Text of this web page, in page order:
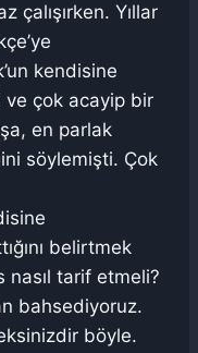
çalışırken. Yıllar
kendisine
ve çok acayip bir
en parlak
söylemişti. Çok
belirtmek
nasıl tarif etmeli?
bahsediyoruz.
böyle.